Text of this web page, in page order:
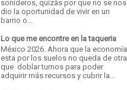
sonideros, quizás por que no se nos
dio la oportunidad de vivir en un
barrio o...
Lo que me encontre en la taqueria
México 2026. Ahora que la economía
esta por los suelos no queda de otra
que doblar turnos para poder
adquirir más recursos y cubrir la...